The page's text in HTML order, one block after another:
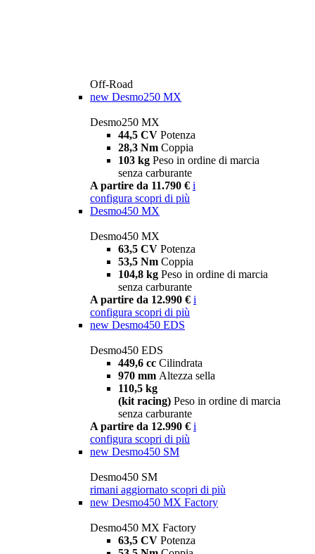
Off-Road
new Desmo250 MX
Desmo250 MX
44,5 CV Potenza
28,3 Nm Coppia
103 kg Peso in ordine di marcia
senza carburante
A partire da 11.790 € i
configura scopri di più
Desmo450 MX
Desmo450 MX
63,5 CV Potenza
53,5 Nm Coppia
104,8 kg Peso in ordine di marcia
senza carburante
A partire da 12.990 € i
configura scopri di più
new Desmo450 EDS
Desmo450 EDS
449,6 cc Cilindrata
970 mm Altezza sella
110,5 kg
(kit racing) Peso in ordine di marcia
senza carburante
A partire da 12.990 € i
configura scopri di più
new Desmo450 SM
Desmo450 SM
rimani aggiornato scopri di più
new Desmo450 MX Factory
Desmo450 MX Factory
63,5 CV Potenza